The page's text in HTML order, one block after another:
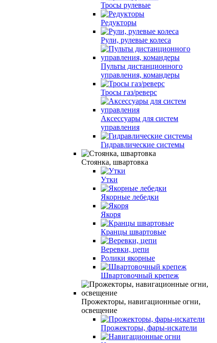
Тросы рулевые
Редукторы
Рули, рулевые колеса
Пульты дистанционного
управления, командеры
Тросы газ/реверс
Аксессуары для систем
управления
Гидравлические системы
Стоянка, швартовка
Утки
Якорные лебедки
Якоря
Кранцы швартовые
Веревки, цепи
Ролики якорные
Швартовочный крепеж
Прожекторы, навигационные огни,
освещение
Прожекторы, фары-искатели